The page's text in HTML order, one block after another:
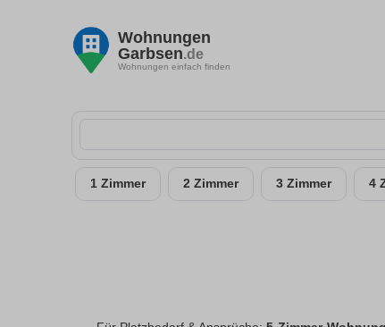
Wohnungen
Garbsen.de
Wohnungen einfach finden
1 Zimmer 2 Zimmer 3 Zimmer 4